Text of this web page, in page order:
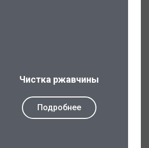
Чистка ржавчины
Подробнее